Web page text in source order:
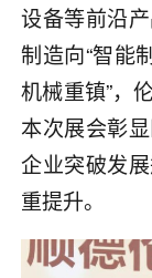
设备等前沿
制造向“智能
机械重镇”，
本次展会彰
企业突破发
重提升。